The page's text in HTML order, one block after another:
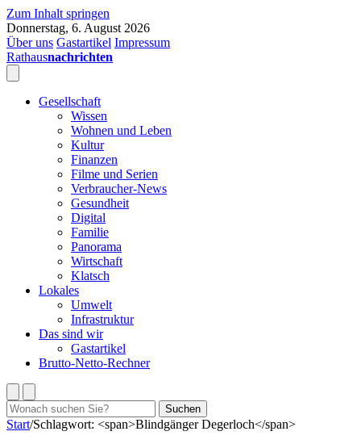
Zum Inhalt springen
Donnerstag, 6. August 2026
Über uns Gastartikel Impressum
Rathausnachrichten
Gesellschaft
Wissen
Wohnen und Leben
Kultur
Finanzen
Filme und Serien
Verbraucher-News
Gesundheit
Digital
Familie
Panorama
Wirtschaft
Klatsch
Lokales
Umwelt
Infrastruktur
Das sind wir
Gastartikel
Brutto-Netto-Rechner
Suchen
nach:
Suchen
Start/Schlagwort: <span>Blindgänger Degerloch</span>